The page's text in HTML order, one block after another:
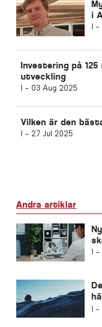
i
I -
Investering på
utveckling
I - 03 Aug 2025
Vilken är den
I - 27 Jul 2025
Andra artiklar
I -
I -